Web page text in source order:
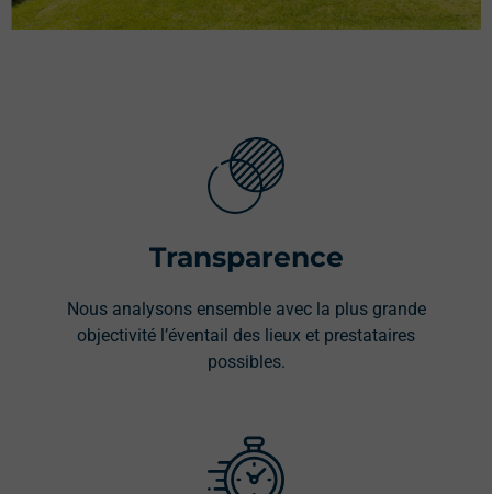
Transparence
Nous analysons ensemble avec la plus grande
objectivité l’éventail des lieux et prestataires
possibles.